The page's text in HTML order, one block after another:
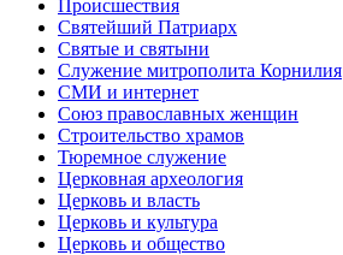
Происшествия
Святейший Патриарх
Святые и святыни
Служение митрополита Корнилия
СМИ и интернет
Союз православных женщин
Строительство храмов
Тюремное служение
Церковная археология
Церковь и власть
Церковь и культура
Церковь и общество